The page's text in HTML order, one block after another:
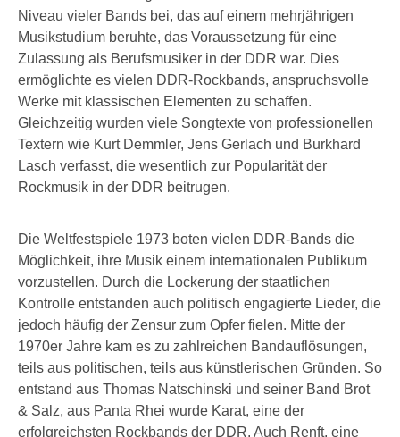
Niveau vieler Bands bei, das auf einem mehrjährigen
Musikstudium beruhte, das Voraussetzung für eine
Zulassung als Berufsmusiker in der DDR war. Dies
ermöglichte es vielen DDR-Rockbands, anspruchsvolle
Werke mit klassischen Elementen zu schaffen.
Gleichzeitig wurden viele Songtexte von professionellen
Textern wie Kurt Demmler, Jens Gerlach und Burkhard
Lasch verfasst, die wesentlich zur Popularität der
Rockmusik in der DDR beitrugen.
Die Weltfestspiele 1973 boten vielen DDR-Bands die
Möglichkeit, ihre Musik einem internationalen Publikum
vorzustellen. Durch die Lockerung der staatlichen
Kontrolle entstanden auch politisch engagierte Lieder, die
jedoch häufig der Zensur zum Opfer fielen. Mitte der
1970er Jahre kam es zu zahlreichen Bandauflösungen,
teils aus politischen, teils aus künstlerischen Gründen. So
entstand aus Thomas Natschinski und seiner Band Brot
& Salz, aus Panta Rhei wurde Karat, eine der
erfolgreichsten Rockbands der DDR. Auch Renft, eine